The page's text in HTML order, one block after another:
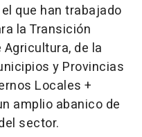
que han trabajado
la Transición
de la
y Provincias
Locales +
amplio abanico de
sector.